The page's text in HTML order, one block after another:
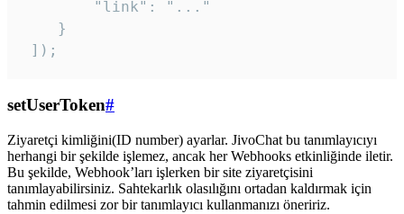
        "link": "..."
    }
]);
setUserToken#
Ziyaretçi kimliğini(ID number) ayarlar. JivoChat bu tanımlayıcıyı
herhangi bir şekilde işlemez, ancak her Webhooks etkinliğinde iletir.
Bu şekilde, Webhook’ları işlerken bir site ziyaretçisini
tanımlayabilirsiniz. Sahtekarlık olasılığını ortadan kaldırmak için
tahmin edilmesi zor bir tanımlayıcı kullanmanızı öneririz.